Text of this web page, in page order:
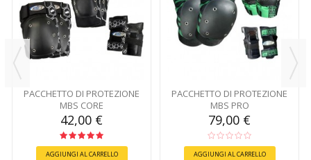
PACCHETTO DI PROTEZIONE
MBS CORE
42,00 €
AGGIUNGI AL CARRELLO
PACCHETTO DI PROTEZIONE
MBS PRO
79,00 €
AGGIUNGI AL CARRELLO